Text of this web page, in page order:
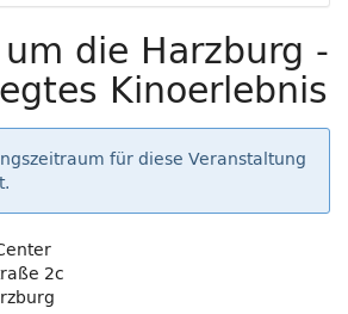
die Harzburg -
Kinoerlebnis
für diese Veranstaltung
2c